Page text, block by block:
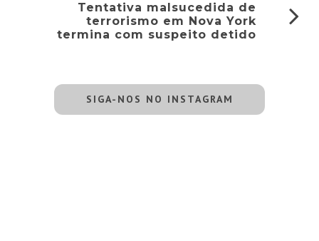
Tentativa malsucedida de
terrorismo em Nova York
termina com suspeito detido
SIGA-NOS NO INSTAGRAM